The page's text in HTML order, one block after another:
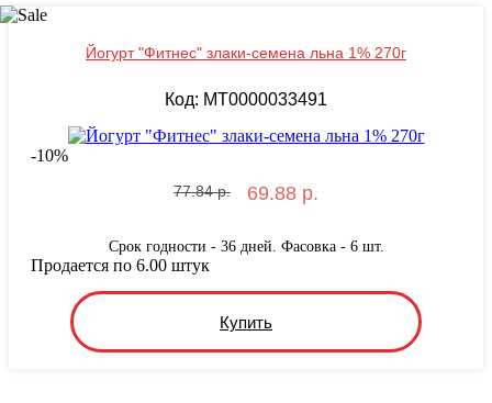
Йогурт "Фитнес" злаки-семена льна 1% 270г
Код: MT0000033491
-10%
77.84 р. 69.88 р.
Срок годности - 36 дней. Фасовка - 6 шт.
Купить
Продается по 6.00 штук